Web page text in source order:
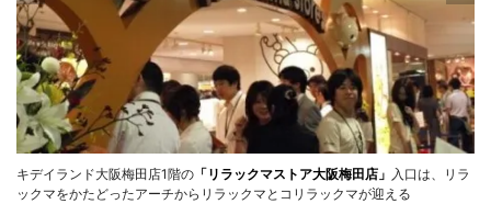
キデイランド大阪梅田店1階の 「リラックマストア大阪梅田店」 入口は、リラ
ックマをかたどったアーチからリラックマとコリラックマが迎える